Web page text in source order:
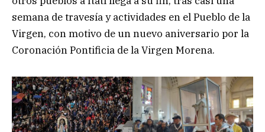
semana de travesía y actividades en el Pueblo de la
Virgen, con motivo de un nuevo aniversario por la
Coronación Pontificia de la Virgen Morena.